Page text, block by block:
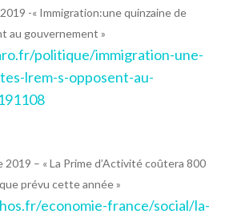
-« Immigration:une quinzaine de
au gouvernement »
politique/immigration-une-
lrem-s-opposent-au-
2019 – « La Prime d’Activité coûtera 800
prévu cette année »
economie-france/social/la-